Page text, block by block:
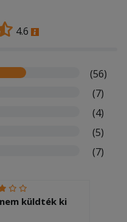
4.6
(56)
(7)
(4)
(5)
(7)
küldték ki